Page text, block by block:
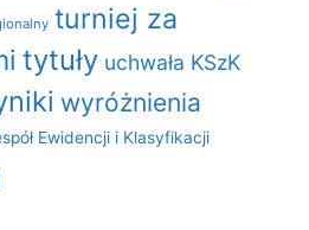
turniej za
tytuły uchwała KSzK
wyróżnienia
Ewidencji i Klasyfikacji